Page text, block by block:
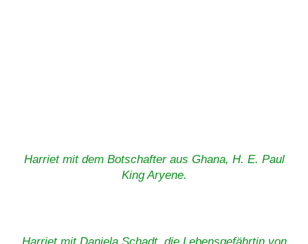
Harriet mit dem Botschafter aus Ghana, H. E. Paul
King Aryene.